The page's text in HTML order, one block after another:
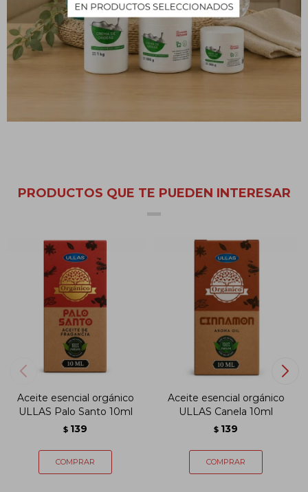
Graseras: aplicar por pileta de la cocina 2 vasos por semana.
Cañerías pileta, wáter o bidet: aplicar 1 vaso por semana.
PRODUCTOS QUE TE PUEDEN INTERESAR
Aceite esencial orgánico
ULLAS Palo Santo 10ml
$ 139
Aceite esencial orgánico
ULLAS Canela 10ml
$ 139